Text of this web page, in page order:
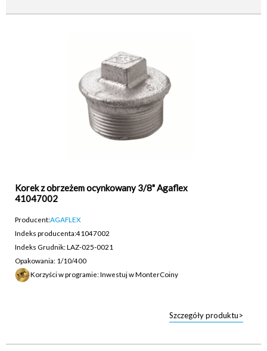
Korek z obrzeżem ocynkowany 3/8" Agaflex
41047002
Producent:AGAFLEX
Indeks producenta:41047002
Indeks Grudnik: LAZ-025-0021
Opakowania: 1/10/400
Korzyści w programie: Inwestuj w MonterCoiny
Szczegóły produktu>